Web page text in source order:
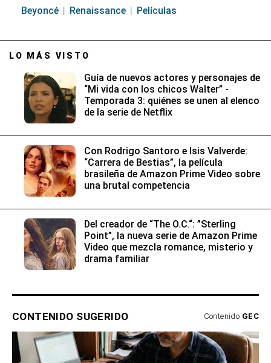
Beyoncé Renaissance Películas
LO MÁS VISTO
Guía de nuevos actores y personajes de
“Mi vida con los chicos Walter” -
Temporada 3: quiénes se unen al elenco
de la serie de Netflix
Con Rodrigo Santoro e Isis Valverde:
“Carrera de Bestias”, la película
brasileña de Amazon Prime Video sobre
una brutal competencia
Del creador de “The O.C.“: ”Sterling
Point”, la nueva serie de Amazon Prime
Video que mezcla romance, misterio y
drama familiar
CONTENIDO SUGERIDO Contenido GEC